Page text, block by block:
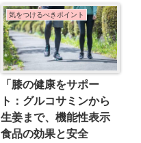
気をつけるべきポイント
「膝の健康をサポー
ト：グルコサミンから
生姜まで、機能性表示
食品の効果と安全